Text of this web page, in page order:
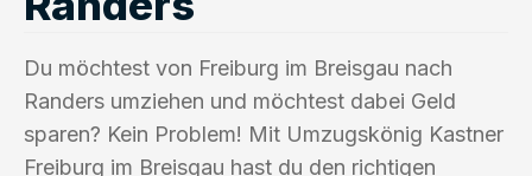
Du möchtest von Freiburg im Breisgau nach
Randers umziehen und möchtest dabei Geld
sparen? Kein Problem! Mit Umzugskönig Kastner
Freiburg im Breisgau hast du den richtigen